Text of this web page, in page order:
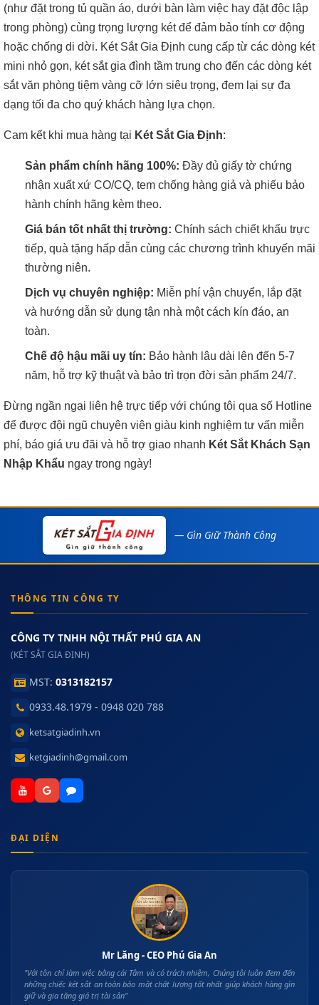
(như đặt trong tủ quần áo, dưới bàn làm việc hay đặt độc lập
trong phòng) cùng trọng lượng két để đảm bảo tính cơ động
hoặc chống di dời. Két Sắt Gia Định cung cấp từ các dòng két
mini nhỏ gọn, két sắt gia đình tầm trung cho đến các dòng két
sắt văn phòng tiệm vàng cỡ lớn siêu trọng, đem lại sự đa
dạng tối đa cho quý khách hàng lựa chọn.
Cam kết khi mua hàng tại Két Sắt Gia Định:
Sản phẩm chính hãng 100%: Đầy đủ giấy tờ chứng
nhận xuất xứ CO/CQ, tem chống hàng giả và phiếu bảo
hành chính hãng kèm theo.
Giá bán tốt nhất thị trường: Chính sách chiết khấu trực
tiếp, quà tặng hấp dẫn cùng các chương trình khuyến mãi
thường niên.
Dịch vụ chuyên nghiệp: Miễn phí vận chuyển, lắp đặt
và hướng dẫn sử dụng tận nhà một cách kín đáo, an
toàn.
Chế độ hậu mãi uy tín: Bảo hành lâu dài lên đến 5-7
năm, hỗ trợ kỹ thuật và bảo trì trọn đời sản phẩm 24/7.
Đừng ngần ngại liên hệ trực tiếp với chúng tôi qua số Hotline
để được đội ngũ chuyên viên giàu kinh nghiệm tư vấn miễn
phí, báo giá ưu đãi và hỗ trợ giao nhanh Két Sắt Khách Sạn
Nhập Khẩu ngay trong ngày!
— Gìn Giữ Thành Công
THÔNG TIN CÔNG TY
CÔNG TY TNHH NỘI THẤT PHÚ GIA AN
(KÉT SẮT GIA ĐỊNH)
MST: 0313182157
0933.48.1979 - 0948 020 788
ketsatgiadinh.vn
ketgiadinh@gmail.com
ĐẠI DIỆN
Mr Lăng - CEO Phú Gia An
"Với tôn chỉ làm việc bằng cái Tâm và có trách nhiệm, Chúng tôi luôn đem đến
những chiếc két sắt an toàn bảo mật chất lượng tốt nhất giúp khách hàng gìn
giữ và gia tăng giá trị tài sản"